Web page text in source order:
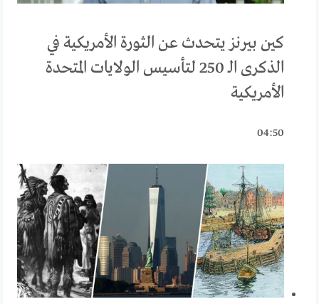
كين بيرنز يتحدث عن الثورة الأمريكية في
الذكرى الـ 250 لتأسيس الولايات المتحدة
الأمريكية
04:50